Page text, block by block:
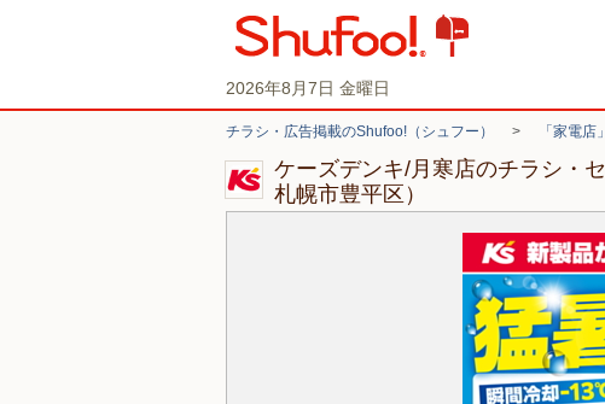
2026年8月7日 金曜日
チラシ・広告掲載のShufoo!（シュフー） > 「家電
ケーズデンキ/月寒店のチラシ・
札幌市豊平区）